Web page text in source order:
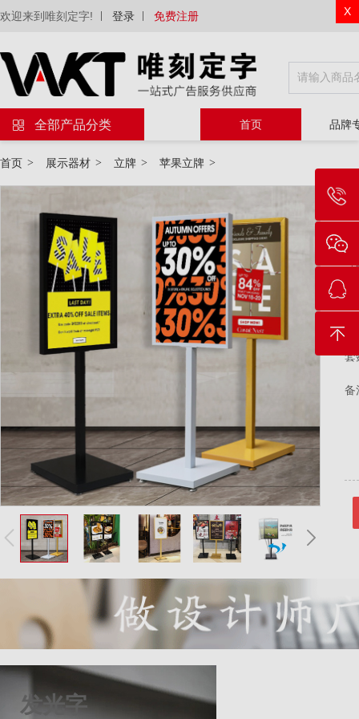
X
欢迎来到唯刻定字! 登录 免费注册
全部产品分类 首页 品牌
首页 > 展示器材 > 立牌 > 苹果立牌 >
物
等
规
套
备
发光字